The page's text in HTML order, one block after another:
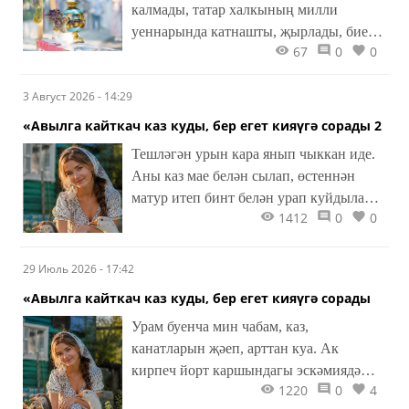
калмады, татар халкының милли
уеннарында катнашты, җырлады, биеде,
бер-берсе белән аралашты.67 0 0
3 Август 2026 - 14:29
«Авылга кайткач каз куды, бер егет кияүгә сорады 2
Тешләгән урын кара янып чыккан иде.
Аны каз мае белән сылап, өстеннән
матур итеп бинт белән урап куйдылар.
Авыл медицинасы: «каз тешләсә – каз
1412 0 0
29 Июль 2026 - 17:42
«Авылга кайткач каз куды, бер егет кияүгә сорады
Урам буенча мин чабам, каз,
канатларын җәеп, арттан куа. Ак
кирпеч йорт каршындагы эскәмиядә
төзелешеп утырган берничә апа
1220 0 4